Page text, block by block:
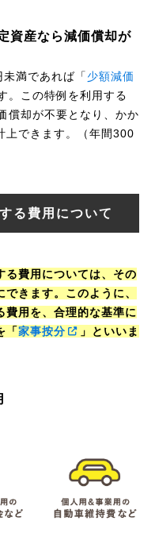
資産なら減価償却が
満であれば「 少額減価
。この特例を利用する
償却が不要となり、かか
上できます。（年間300
る費用について
る費用については、その
きます。このように、
費用を、合理的な基準に
「家事按分
」といいま